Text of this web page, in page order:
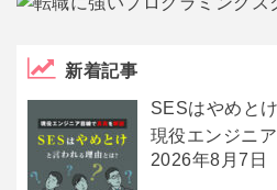
新着記事
SESはやめと
現役エンジニ
2026年8月7日